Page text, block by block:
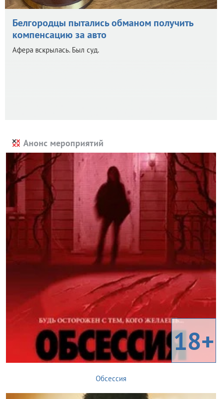
Белгородцы пытались обманом получить
компенсацию за авто
Афера вскрылась. Был суд.
Анонс мероприятий
18+
Обсессия